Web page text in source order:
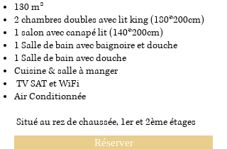
130 m²
2 chambres doubles avec lit king (180*200cm)
1 salon avec canapé lit (140*200cm)
1 Salle de bain avec baignoire et douche
1 Salle de bain avec douche
Cuisine & salle à manger
TV SAT et WiFi
Air Conditionnée
Situé au rez de chaussée, 1er et 2ème étages
Réserver